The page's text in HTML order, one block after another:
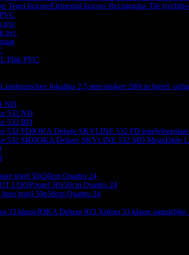
Tegel IsocoreElemental Isocore Rectangular Tile
pvc
pvc
Plak PVC
Linoleumvloer Jokalino 2,5 mm stroken 200cm breed.
ND
532 ND
532 BD
532 FDJOKA Deluxe SKYLINE 532 FD
532 MDJOKA Deluxe SKYLINE 532 MD MegaDiele
tegel 50x50cm Quattro 24
LOOP tegel 50x50cm Quattro 24
tegel 50x50cm Quattro 24
33 klasseJOKA Deluxe 833 Xplora 33 klasse